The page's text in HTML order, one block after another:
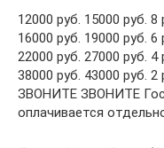
12000 руб. 15000 руб. 8
16000 руб. 19000 руб. 6
22000 руб. 27000 руб. 4
38000 руб. 43000 руб. 2
ЗВОНИТЕ ЗВОНИТЕ
оплачивается